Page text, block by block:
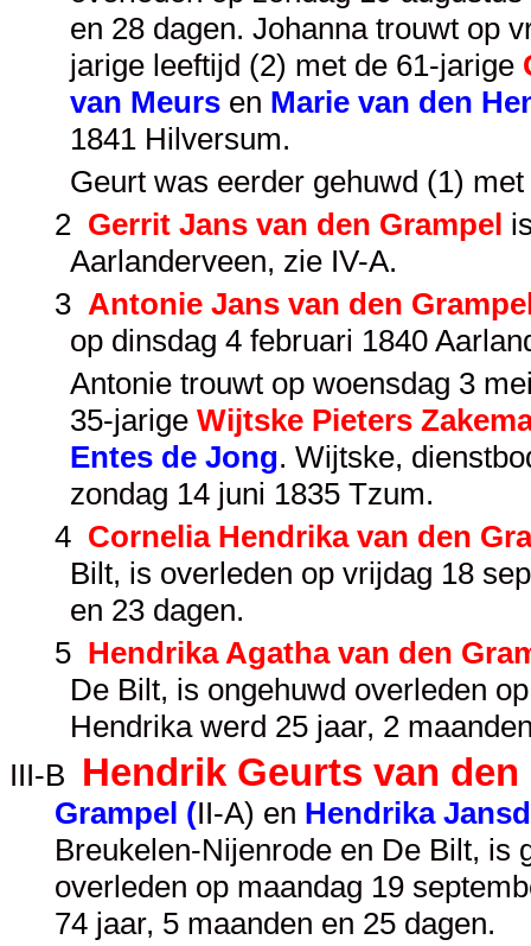
en 28 dagen. Johanna trouwt op
jarige leeftijd (2) met de 61-jarige
van Meurs en Marie van den
1841 Hilversum.
Geurt was eerder gehuwd (1) met
2 Gerrit Jans van den Grampel
Aarlanderveen, zie IV-A.
3 Antonie Jans van den
op dinsdag 4 februari 1840
Antonie trouwt op woensdag 3
35-jarigeWijtske Pieters
Entes de Jong. Wijtske,
zondag 14 juni 1835 Tzum.
4 Cornelia Hendrika van den
Bilt, is overleden op vrijdag 18
en 23 dagen.
5 Hendrika Agatha van den
De Bilt, is ongehuwd overleden
Hendrika werd 25 jaar, 2
III-B Hendrik Geurts van den
Grampel (II-A) en Hendrika
Breukelen-Nijenrode en De Bilt, is
overleden op maandag 19
74 jaar, 5 maanden en 25 dagen.